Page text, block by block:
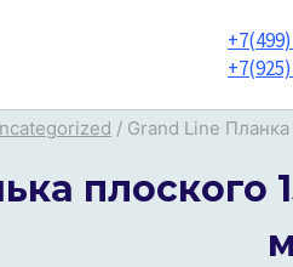
/ Grand Line
плоского